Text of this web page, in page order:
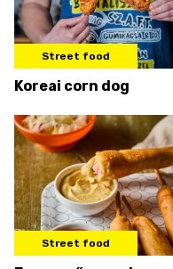
Street food
Koreai corn dog
Street food